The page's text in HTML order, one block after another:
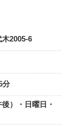
2005-6
分
）・日曜日・